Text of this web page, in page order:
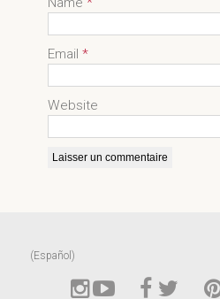
Email *
Website
(Español)